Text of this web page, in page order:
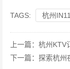
论您是怀旧复
这里找到心仪
顾客每次前来都
周到** 除了硬
TAGS: 杭州
上一篇： 杭州KTV订
下一篇： 探索杭州